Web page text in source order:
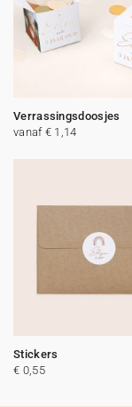
Verrassingsdoosjes
vanaf € 1,14
Stickers
€ 0,55